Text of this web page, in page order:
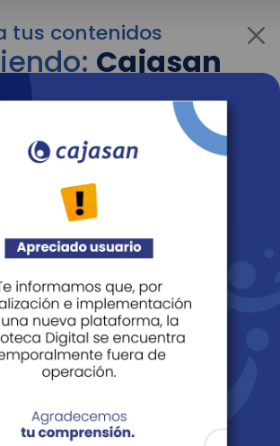
tus contenidos
Cajasan
al contenido de tu interés más
utilizar el menú